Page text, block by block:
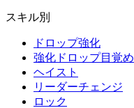
スキル別
ドロップ強化
強化ドロップ目覚め
ヘイスト
リーダーチェンジ
ロック